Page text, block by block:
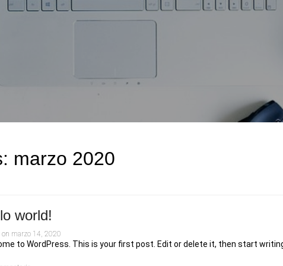
marzo 2020
world!
on marzo 14, 2020
to WordPress. This is your first post. Edit or delete it, then start